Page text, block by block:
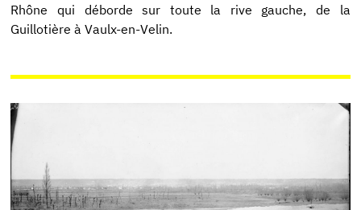
Rhône qui déborde sur toute la rive gauche, de la
Guillotière à Vaulx-en-Velin.